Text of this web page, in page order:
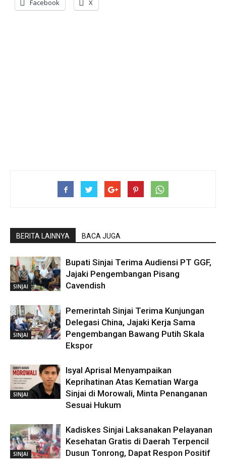
Facebook X
BERITA LAINNYA BACA JUGA
SINJAI
Bupati Sinjai Terima Audiensi PT GGF,
Jajaki Pengembangan Pisang
Cavendish
SINJAI
Pemerintah Sinjai Terima Kunjungan
Delegasi China, Jajaki Kerja Sama
Pengembangan Bawang Putih Skala
Ekspor
SINJAI
Isyal Aprisal Menyampaikan
Keprihatinan Atas Kematian Warga
Sinjai di Morowali, Minta Penanganan
Sesuai Hukum
SINJAI
Kadiskes Sinjai Laksanakan Pelayanan
Kesehatan Gratis di Daerah Terpencil
Dusun Tonrong, Dapat Respon Positif